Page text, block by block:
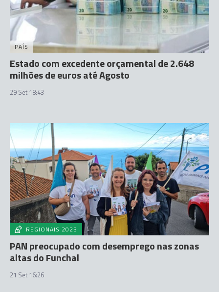
PAÍS
Estado com excedente orçamental de 2.648
milhões de euros até Agosto
29 Set 18:43
REGIONAIS 2023
PAN preocupado com desemprego nas zonas
altas do Funchal
21 Set 16:26